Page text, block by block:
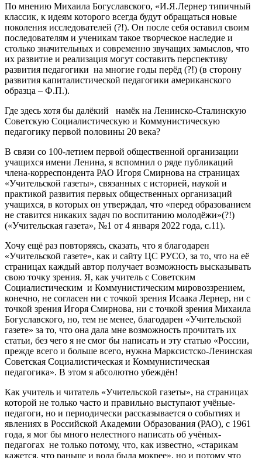
По мнению Михаила Богуславского, «И.Я.Лернер типичный
классик, к идеям которого всегда будут обращаться новые
поколения исследователей (?!). Он после себя оставил своим
последователям и ученикам такое творческое наследие и
столько значительных и современно звучащих замыслов, что
их развитие и реализация могут составить перспективу
развития педагогики на многие годы перёд (?!) (в сторону
развития капиталистической педагогики американского
образца – Ф.П.).
Где здесь хотя бы далёкий намёк на Ленинско-Сталинскую
Советскую Социалистическую и Коммунистическую
педагогику первой половины 20 века?
В связи со 100-летием первой общественной организации
учащихся имени Ленина, я вспомнил о ряде публикаций
члена-корреспондента РАО Игоря Смирнова на страницах
«Учительской газеты», связанных с историей, наукой и
практикой развития первых общественных организаций
учащихся, в которых он утверждал, что «перед образованием
не ставится никаких задач по воспитанию молодёжи»(?!)
(«Учительская газета», №1 от 4 января 2022 года, с.11).
Хочу ещё раз повторяясь, сказать, что я благодарен
«Учительской газете», как и сайту ЦС РУСО, за то, что на её
страницах каждый автор получает возможность высказывать
свою точку зрения. Я, как учитель с Советским
Социалистическим и Коммунистическим мировоззрением,
конечно, не согласен ни с точкой зрения Исаака Лернер, ни с
точкой зрения Игоря Смирнова, ни с точкой зрения Михаила
Богуславского, но, тем не менее, благодарен «Учительской
газете» за то, что она дала мне возможность прочитать их
статьи, без чего я не смог бы написать и эту статью «России,
прежде всего и больше всего, нужна Марксистско-Ленинская
Советская Социалистическая и Коммунистическая
педагогика». В этом я абсолютно убеждён!
Как учитель и читатель «Учительской газеты», на страницах
которой не только часто и правильно выступают учёные-
педагоги, но и периодически рассказывается о событиях и
явлениях в Российской Академии Образования (РАО), с 1961
года, я мог бы много нелестного написать об учёных-
педагогах не только потому, что, как известно, «старикам
кажется, что раньше и вода была мокрее», но и потому что